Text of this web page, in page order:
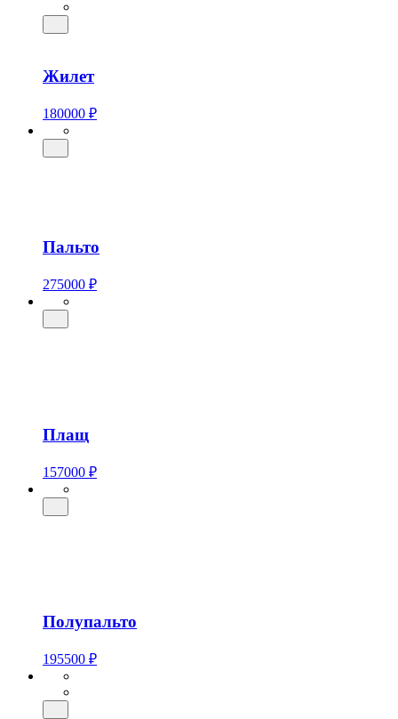
Жилет
180000 ₽
Пальто
275000 ₽
Плащ
157000 ₽
Полупальто
195500 ₽